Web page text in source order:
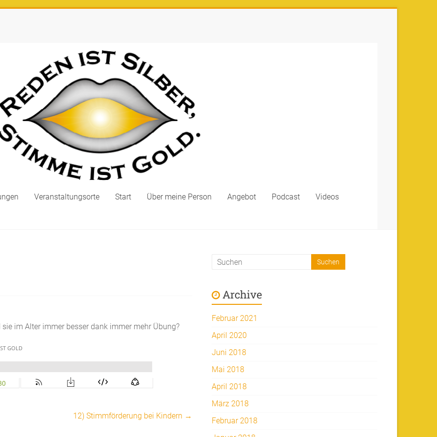
Veranstaltungsorte Start Über meine Person Angebot Podcast Videos
im Alter immer besser dank immer mehr Übung?
12) Stimmförderung bei Kindern →
Archive
Februar 2021
April 2020
Juni 2018
Mai 2018
April 2018
März 2018
Februar 2018